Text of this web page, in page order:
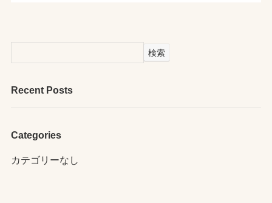
検索
Recent Posts
Categories
カテゴリーなし